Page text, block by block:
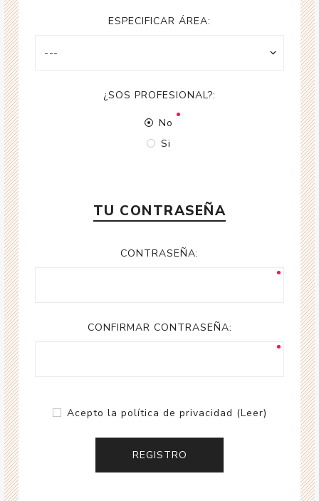
ESPECIFICAR ÁREA:
¿SOS PROFESIONAL?:
No
Si
TU CONTRASEÑA
CONTRASEÑA:
CONFIRMAR CONTRASEÑA:
Acepto la política de privacidad (Leer)